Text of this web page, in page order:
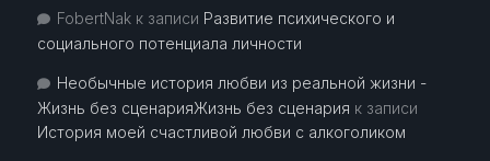
FobertNakк записи Развитие психического и
социального потенциала личности
Необычные история любви из реальной жизни -
Жизнь без сценарияЖизнь без сценария к записи
История моей счастливой любви с алкоголиком